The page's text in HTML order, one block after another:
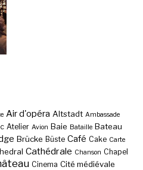
Air d'opéra Altstadt Ambassade
Atelier Avion Baie Bataille Bateau
Brücke Büste Café Cake Carte
Cathédrale Chanson Chapel
Cinema Cité médiévale